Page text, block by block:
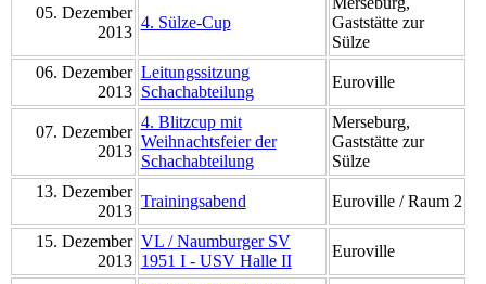
05. Dezember
2013
4. Sülze-Cup
Gaststätte zur
Sülze
06. Dezember
2013
Leitungssitzung
Schachabteilung
Euroville
07. Dezember
2013
4. Blitzcup mit
Weihnachtsfeier der
Schachabteilung
Merseburg,
Gaststätte zur
Sülze
13. Dezember
2013
Trainingsabend Euroville / Raum 2
15. Dezember
2013
VL / Naumburger SV
1951 I - USV Halle II
Euroville